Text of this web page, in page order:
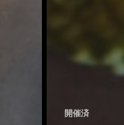
開催済